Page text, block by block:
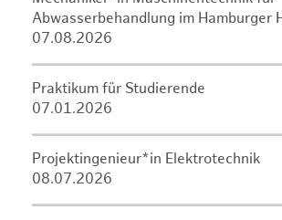
Abwasserbehandlung im Hamburger
07.08.2026
Praktikum für Studierende
07.01.2026
Projektingenieur*in Elektrotechnik
08.07.2026